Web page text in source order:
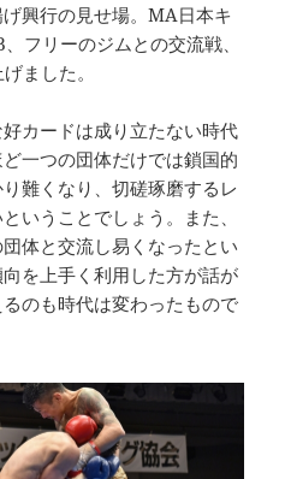
興行の見せ場。MA日本キ
フリーのジムとの交流戦、
ました。
カードは成り立たない時代
一つの団体だけでは鎖国的
難くなり、切磋琢磨するレ
いうことでしょう。また、
体と交流し易くなったとい
を上手く利用した方が話が
のも時代は変わったもので